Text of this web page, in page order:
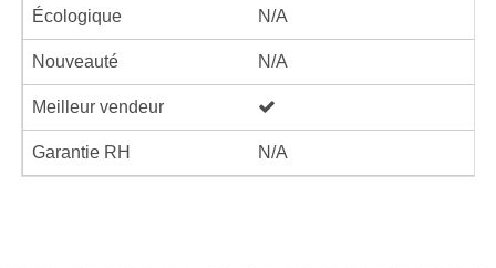
Écologique N/A
Nouveauté N/A
Meilleur vendeur
Garantie RH N/A